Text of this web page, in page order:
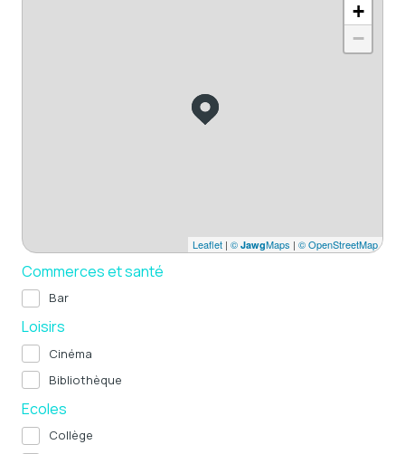
+
−
Leaflet | © JawgMaps | © OpenStreetMap
Commerces et santé
Bar
Loisirs
Cinéma
Bibliothèque
Ecoles
Collège